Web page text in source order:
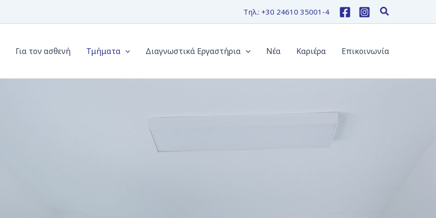
Τηλ.: +30 24610 35001-4
Για τον ασθενή Τμήματα Διαγνωστικά Εργαστήρια Νέα Καριέρα Επικοινωνία